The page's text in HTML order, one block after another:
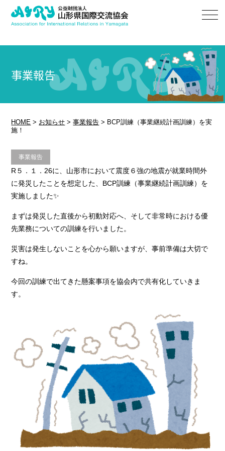
事業報告
HOME > お知らせ >事業報告 > BCP訓練（事業継続計画訓練）を実
施！
事業報告
R５．１．26に、山形市において震度６強の地震が就業時間外
に発災したことを想定した、BCP訓練（事業継続計画訓練）を
実施しました✨
まずは発災した直後から初動対応へ、そして非常時における優
先業務についての訓練を行いました。
災害は発生しないことを心から願いますが、事前準備は大切で
すね。
今回の訓練で出てきた懸案事項を協会内で共有化していきま
す。